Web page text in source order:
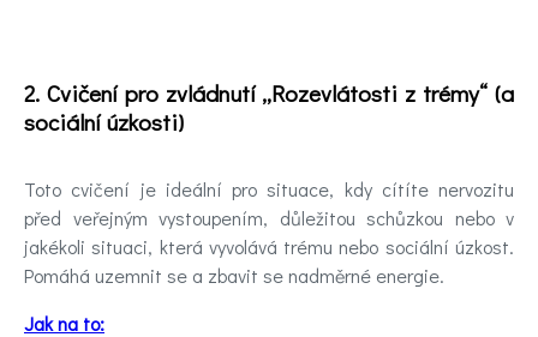
2. Cvičení pro zvládnutí „Rozevlátosti z trémy“ (a
sociální úzkosti)
Toto cvičení je ideální pro situace, kdy cítíte nervozitu
před veřejným vystoupením, důležitou schůzkou nebo v
jakékoli situaci, která vyvolává trému nebo sociální úzkost.
Pomáhá uzemnit se a zbavit se nadměrné energie.
Jak na to: